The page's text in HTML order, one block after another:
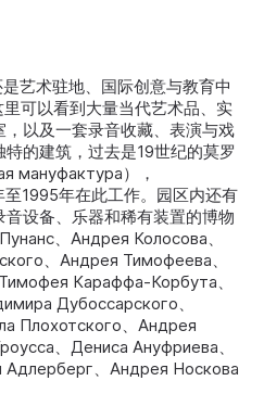
艺术驻地、国际创意与教育中
可以看到大量当代艺术品、实
以及一套录音收藏、表演与戏
的建筑，过去是19世纪的莫罗
мануфактура），
1995年在此工作。园区内还有
设备、乐器和稀有装置的博物
、Андрея Колосова、
、Андрея Тимофеева、
Караффа-Корбута、
Дубоссарского、
Плохотского、Андрея
、Дениса Ануфриева、
、Андрея Носкова